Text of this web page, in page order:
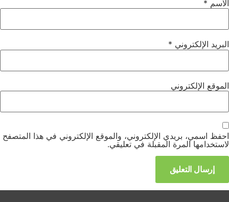
الاسم *
البريد الإلكتروني *
الموقع الإلكتروني
احفظ اسمي، بريدي الإلكتروني، والموقع الإلكتروني في هذا المتصفح
لاستخدامها المرة المقبلة في تعليقي.